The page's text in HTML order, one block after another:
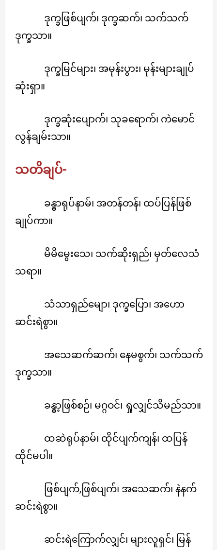
ဒုက္ခဖြစ်ပျက်၊ ဒုက္ခဆက်၊ သက်သက်
ဒုက္ခသာ။
ဒုက္ခမြင်များ၊ အမုန်းပွား၊ မုန်းများချုပ်
ဆုံးရှာ။
ဒုက္ခဆုံးပျောက်၊ သုခရောက်၊ ကဲမောင်
လွန်ချမ်းသာ။
သတိချပ်-
ခန္ဓာရုပ်နာမ်၊ အတန်တန်၊ ထပ်ပြန်ဖြစ်
ချုပ်ကာ။
မိမိမွေးသေ၊ သက်ဆိုးရှည်၊ မှတ်လေသံ
သရာ။
သံသာရှည်မျော၊ ဒုက္ခပြော၊ အဟော
ဆင်းရဲစွာ။
အသေဆက်ဆက်၊ နေမစွက်၊ သက်သက်
ဒုက္ခသာ။
ခန္ဓာ့ဖြစ်စဉ်၊ မဂ္ဂဝင်၊ ရှုလျှင်သိမည်သာ။
ထဆဲရုပ်နာမ်၊ ထိုင်ပျက်ကျန်၊ ထပြန်
ထိုင်မပါ။
ဖြစ်ပျက်,ဖြစ်ပျက်၊ အသေဆက်၊ နဲနက်
ဆင်းရဲစွာ။
ဆင်းရဲကြောက်လျှင်၊ များလူရှင်၊ မြန်